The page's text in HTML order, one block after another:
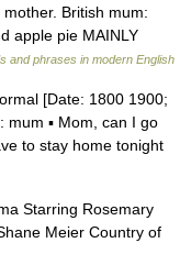
British mum:
apple pie MAINLY
and phrases in modern English
[Date: 1800 1900;
mum ▪ Mom, can I go
to stay home tonight
Starring Rosemary
Meier Country of